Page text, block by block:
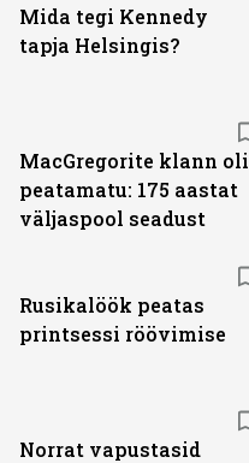
Mida tegi Kennedy
tapja Helsingis?
MacGregorite klann oli
peatamatu: 175 aastat
väljas­pool seadust
Rusikalöök peatas
printsessi röövimise
Norrat vapustasid